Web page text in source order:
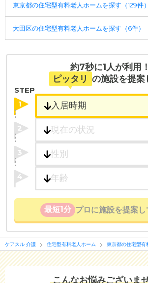
東京都の住宅型有料老人ホームを探す（129件）
大田区の住宅型有料老人ホームを探す（6件）
約7秒に1人が利用！
ピッタリ の施設を提案
STEP
1
2
3
4
最短1分 プロに施設を提案し
ケアスル 介護 住宅型有料老人ホーム 東京都の住宅型有
こんなお悩みございま